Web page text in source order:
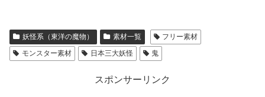
妖怪系（東洋の魔物） 素材一覧
フリー素材
モンスター素材
日本三大妖怪 鬼
スポンサーリンク